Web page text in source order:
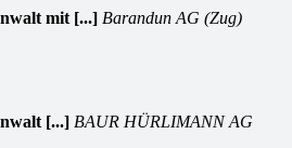
mit [...] Barandun AG (Zug)
[...] BAUR HÜRLIMANN AG